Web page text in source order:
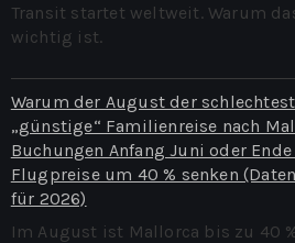
Transit startet weltweit. Warum
wichtig ist.
Warum der August der
„günstige“ Familienreise nach
Buchungen Anfang Juni oder
Flugpreise um 40 % senken
für 2026)
Im August ist Mallorca bis zu 40